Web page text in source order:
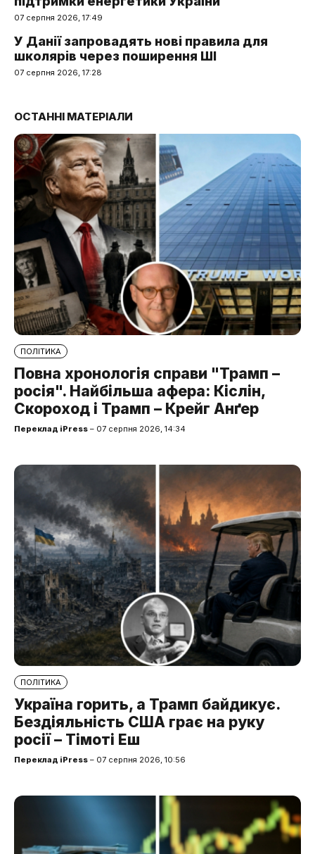
07 серпня 2026, 17:49
У Данії запровадять нові правила для
школярів через поширення ШІ
07 серпня 2026, 17:28
ОСТАННІ МАТЕРІАЛИ
ПОЛІТИКА
Повна хронологія справи "Трамп –
росія". Найбільша афера: Кіслін,
Скороход і Трамп – Крейг Анґер
Переклад iPress – 07 серпня 2026, 14:34
ПОЛІТИКА
Україна горить, а Трамп байдикує.
Бездіяльність США грає на руку
росії – Тімоті Еш
Переклад iPress – 07 серпня 2026, 10:56